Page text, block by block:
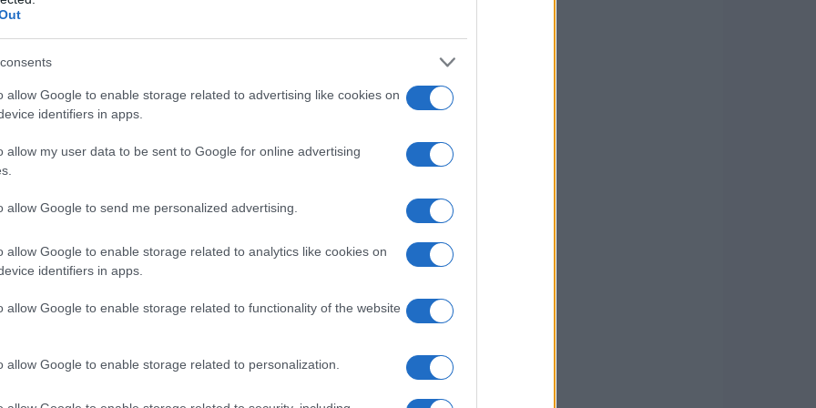
allow Google to enable storage related to advertising like cookies on
identifiers in apps.
allow my user data to be sent to Google for online advertising
allow Google to send me personalized advertising.
allow Google to enable storage related to analytics like cookies on
identifiers in apps.
allow Google to enable storage related to functionality of the website
allow Google to enable storage related to personalization.
?
dans l’IBAN, vous pouvez les utiliser pour
un autre. Pour effectuer un transfert, vous devez
du bénéficiaire. Le code ABI et CAB doit être saisi